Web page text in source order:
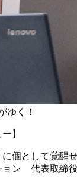
ゆく！
】
に個として覚醒
ョン 代表取締